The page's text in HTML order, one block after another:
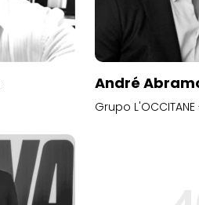
André
Grupo